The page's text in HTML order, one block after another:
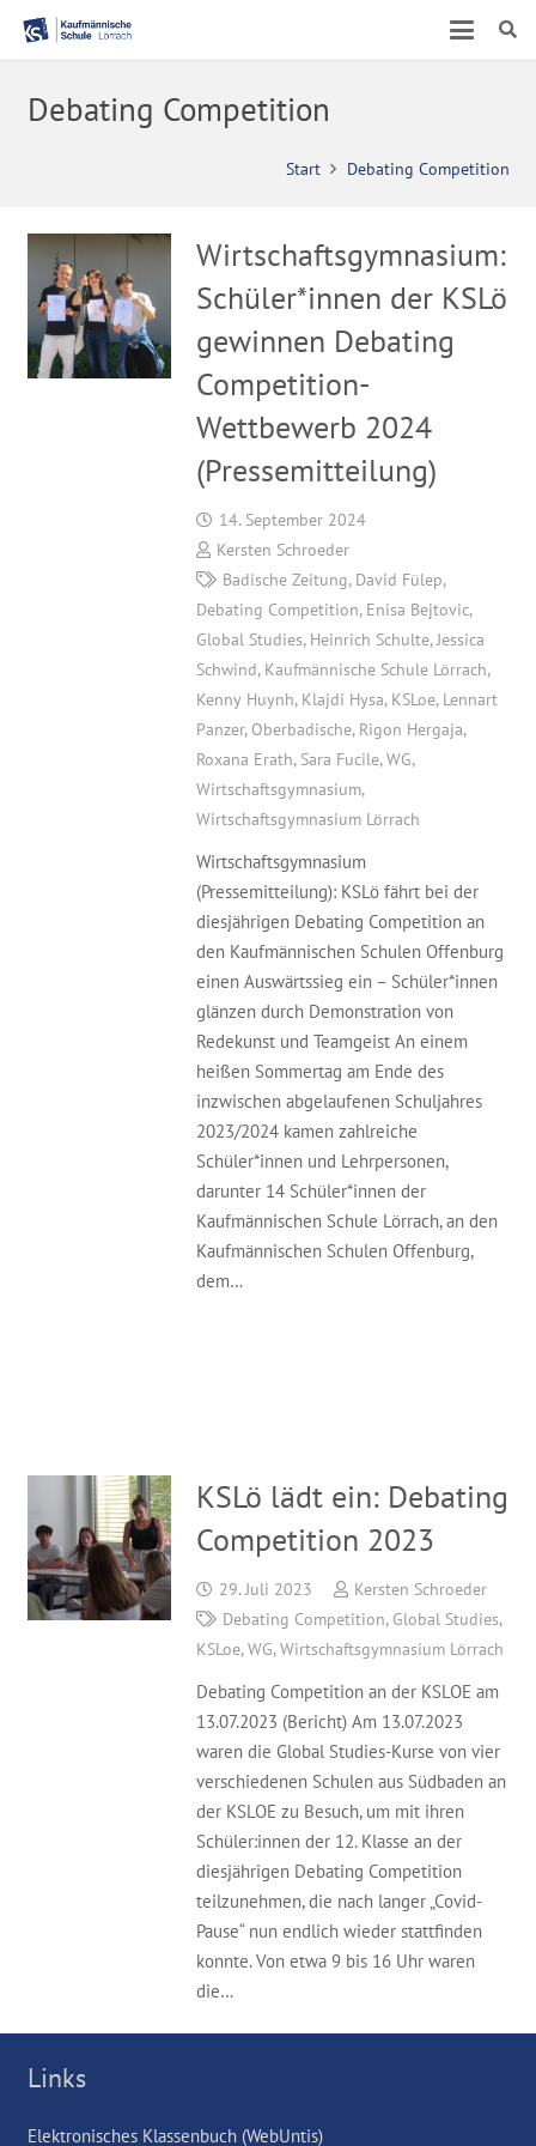
Debating Competition
Start Debating Competition
Wirtschaftsgymnasium:
Schüler*innen der KSLö
gewinnen Debating
Competition-
Wettbewerb 2024
(Pressemitteilung)
14. September 2024
Kersten Schroeder
Badische Zeitung, David Fülep,
Debating Competition, Enisa Bejtovic,
Global Studies, Heinrich Schulte, Jessica
Schwind, Kaufmännische Schule Lörrach,
Kenny Huynh, Klajdi Hysa, KSLoe, Lennart
Panzer, Oberbadische, Rigon Hergaja,
Roxana Erath, Sara Fucile, WG,
Wirtschaftsgymnasium,
Wirtschaftsgymnasium Lörrach
Wirtschaftsgymnasium
(Pressemitteilung): KSLö fährt bei der
diesjährigen Debating Competition an
den Kaufmännischen Schulen Offenburg
einen Auswärtssieg ein – Schüler*innen
glänzen durch Demonstration von
Redekunst und Teamgeist An einem
heißen Sommertag am Ende des
inzwischen abgelaufenen Schuljahres
2023/2024 kamen zahlreiche
Schüler*innen und Lehrpersonen,
darunter 14 Schüler*innen der
Kaufmännischen Schule Lörrach, an den
Kaufmännischen Schulen Offenburg,
dem…
KSLö lädt ein: Debating
Competition 2023
29. Juli 2023
Kersten Schroeder
Debating Competition, Global Studies,
KSLoe, WG, Wirtschaftsgymnasium Lörrach
Debating Competition an der KSLOE am
13.07.2023 (Bericht) Am 13.07.2023
waren die Global Studies-Kurse von vier
verschiedenen Schulen aus Südbaden an
der KSLOE zu Besuch, um mit ihren
Schüler:innen der 12. Klasse an der
diesjährigen Debating Competition
teilzunehmen, die nach langer „Covid-
Pause“ nun endlich wieder stattfinden
konnte. Von etwa 9 bis 16 Uhr waren
die…
Links
Elektronisches Klassenbuch (WebUntis)